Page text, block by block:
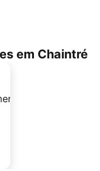
em Chaintré